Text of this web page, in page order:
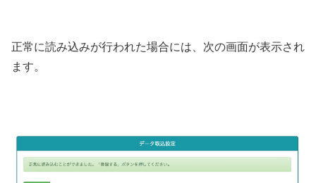
正常に読み込みが行われた場合には、次の画面が表示され
ます。